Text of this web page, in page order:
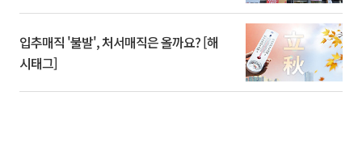
입추매직 '불발', 처서매직은 올까요? [해
시태그]